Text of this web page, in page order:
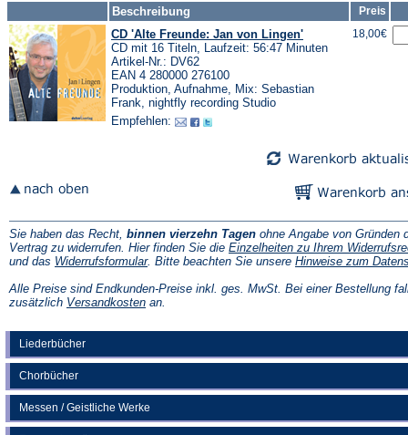
Liederbücher
Chorbücher
Messen / Geistliche Werke
Beschreibung
Preis
CD 'Alte Freunde: Jan von Lingen'
CD mit 16 Titeln, Laufzeit: 56:47 Minuten
Artikel-Nr.: DV62
EAN 4 280000 276100
Produktion, Aufnahme, Mix: Sebastian
Frank, nightfly recording Studio
Empfehlen:
18,00€
Sie haben das Recht, binnen vierzehn Tagen ohne Angabe von Gründen
Vertrag zu widerrufen. Hier finden Sie die Einzelheiten zu Ihrem
und das Widerrufsformular(Öffnet
einem
neuen
. Bitte beachten Sie unsere Hinweise zum
Alle Preise sind Endkunden-Preise inkl. ges. MwSt. Bei einer Bestellung
zusätzlich Versandkosten(Öffnet
an.